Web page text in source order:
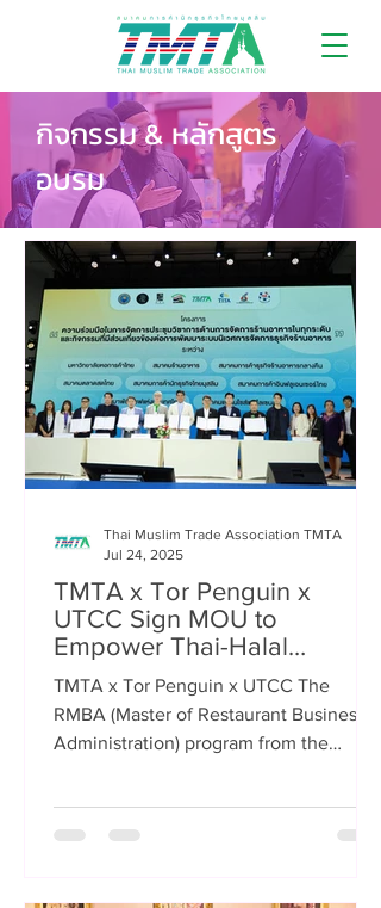
กิจกรรม & หลักสูตร
อบรม
TMTA x Tor Penguin x
UTCC Sign MOU to
Empower Thai-Halal
Restaurant Businesses
Towards a Sustainable
Future
TMTA x Tor Penguin x UTCC The
RMBA (Master of Restaurant Business
Administration) program from the
Thai Muslim Trade Association TMTA
Jul 24, 2025